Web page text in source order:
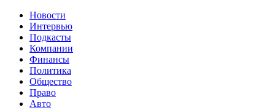
Новости
Интервью
Подкасты
Компании
Финансы
Политика
Общество
Право
Авто